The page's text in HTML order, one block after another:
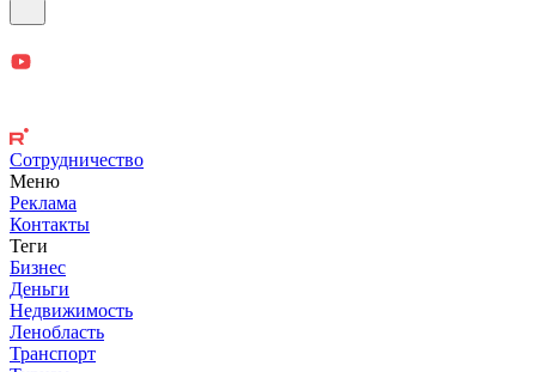
Сотрудничество
Меню
Реклама
Контакты
Теги
Бизнес
Деньги
Недвижимость
Ленобласть
Транспорт